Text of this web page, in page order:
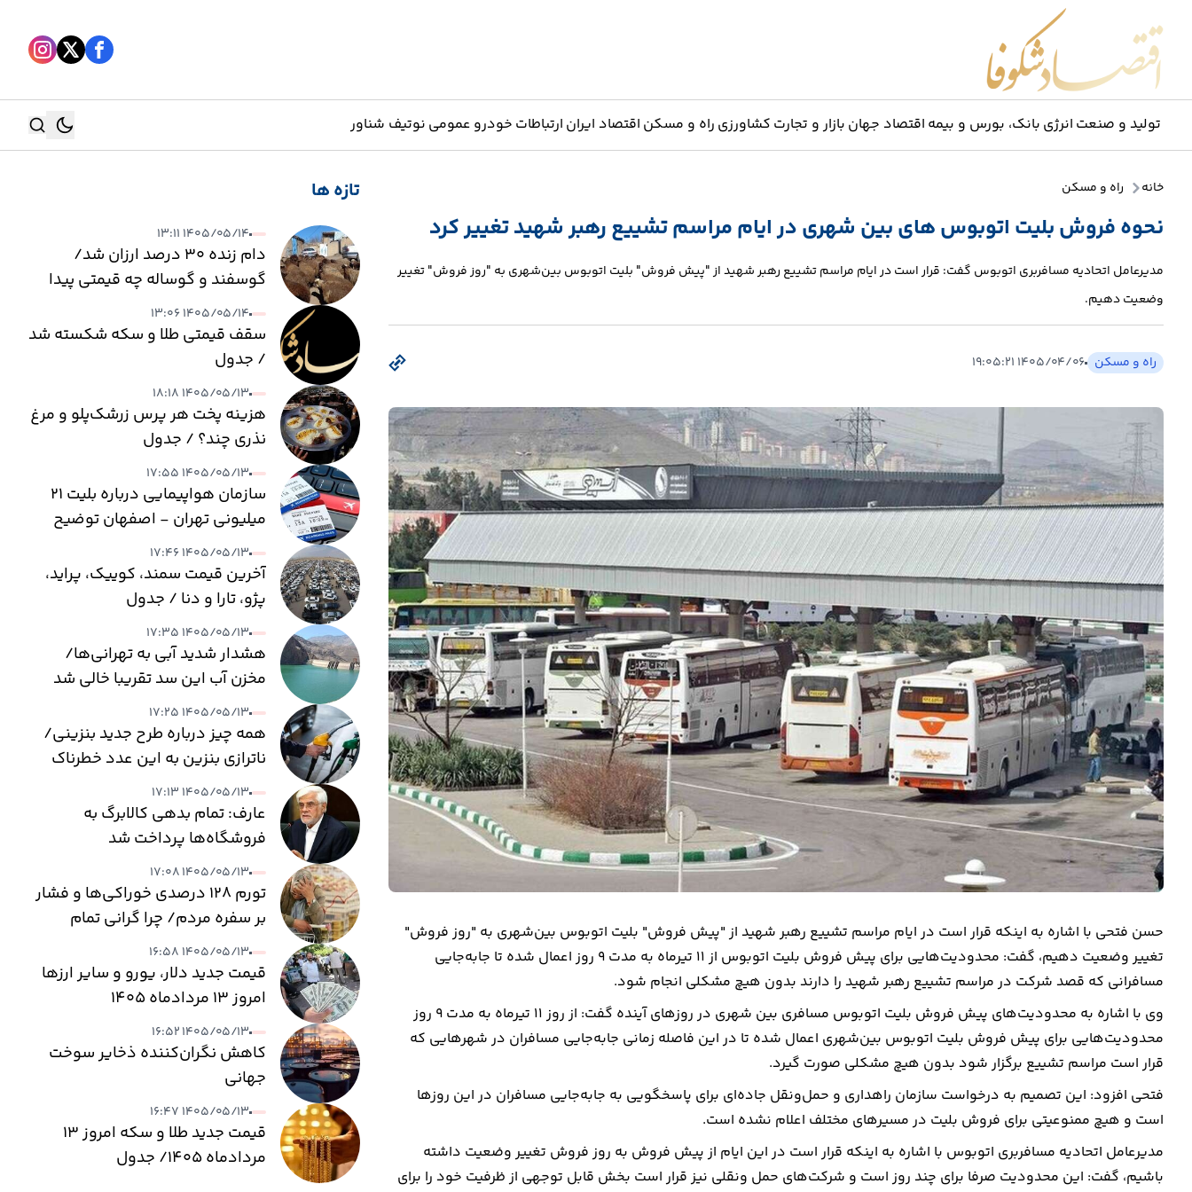
تولید و صنعت انرژی بانک، بورس و بیمه اقتصاد جهان بازار و تجارت کشاورزی راه و مسکن اقتصاد ایران ارتباطات خودرو عمومی نوتیف شناور
جستجو
خانه راه و مسکن
نحوه فروش بلیت اتوبوس های بین شهری در ایام مراسم تشییع رهبر شهید تغییر کرد
مدیرعامل اتحادیه مسافربری اتوبوس گفت: قرار است در ایام مراسم تشییع رهبر شهید از "پیش فروش" بلیت اتوبوس بین‌شهری به "روز فروش" تغییر
وضعیت دهیم.
راه و مسکن ۱۴۰۵/۰۴/۰۶ ۱۹:۰۵:۲۱
حسن فتحی با اشاره به اینکه قرار است در ایام مراسم تشییع رهبر شهید از "پیش فروش" بلیت اتوبوس بین‌شهری به "روز فروش"
تغییر وضعیت دهیم، گفت: محدودیت‌هایی برای پیش فروش بلیت اتوبوس از ۱۱ تیرماه به مدت ۹ روز اعمال شده تا جابه‌جایی
مسافرانی که قصد شرکت در مراسم تشییع رهبر شهید را دارند بدون هیچ مشکلی انجام شود.
وی با اشاره به محدودیت‌های پیش فروش بلیت اتوبوس مسافری بین شهری در روزهای آینده گفت: از روز ۱۱ تیرماه به مدت ۹ روز
محدودیت‌هایی برای پیش فروش بلیت اتوبوس بین‌شهری اعمال شده تا در این فاصله زمانی جابه‌جایی مسافران در شهرهایی که
قرار است مراسم تشییع برگزار شود بدون هیچ مشکلی صورت گیرد.
فتحی افزود: این تصمیم به درخواست سازمان راهداری و حمل‌ونقل جاده‌ای برای پاسخگویی به جابه‌جایی مسافران در این روزها
است و هیچ ممنوعیتی برای فروش بلیت در مسیرهای مختلف اعلام نشده است.
مدیرعامل اتحادیه مسافربری اتوبوس با اشاره به اینکه قرار است در این ایام از پیش فروش به روز فروش تغییر وضعیت داشته
باشیم، گفت: این محدودیت صرفا برای چند روز است و شرکت‌های حمل ونقلی نیز قرار است بخش قابل توجهی از ظرفیت خود را برای
تازه ها
۱۴۰۵/۰۵/۱۴ ۱۳:۱۱
دام زنده ۳۰ درصد ارزان شد/
گوسفند و گوساله چه قیمتی پیدا
کرد؟
۱۴۰۵/۰۵/۱۴ ۱۳:۰۶
سقف قیمتی طلا و سکه شکسته شد
/ جدول
۱۴۰۵/۰۵/۱۳ ۱۸:۱۸
هزینه پخت هر پرس زرشک‌پلو و مرغ
نذری چند؟ / جدول
۱۴۰۵/۰۵/۱۳ ۱۷:۵۵
سازمان هواپیمایی درباره بلیت ۲۱
میلیونی تهران - اصفهان توضیح
داد۱۴۰۵/۰۵/۱۳ ۱۷:۴۶
آخرین قیمت سمند، کوییک، پراید،
پژو، تارا و دنا / جدول
۱۴۰۵/۰۵/۱۳ ۱۷:۳۵
هشدار شدید آبی به تهرانی‌ها/
مخزن آب این سد تقریبا خالی شد
۱۴۰۵/۰۵/۱۳ ۱۷:۲۵
همه چیز درباره طرح جدید بنزینی/
ناترازی بنزین به این عدد خطرناک
می‌رسد
۱۴۰۵/۰۵/۱۳ ۱۷:۱۳
عارف: تمام بدهی کالابرگ به
فروشگاه‌ها پرداخت شد
۱۴۰۵/۰۵/۱۳ ۱۷:۰۸
تورم ۱۲۸ درصدی خوراکی‌ها و فشار
بر سفره مردم/ چرا گرانی تمام
نمی‌شود؟
۱۴۰۵/۰۵/۱۳ ۱۶:۵۸
قیمت جدید دلار، یورو و سایر ارزها
امروز ۱۳ مردادماه ۱۴۰۵
۱۴۰۵/۰۵/۱۳ ۱۶:۵۲
کاهش نگران‌کننده ذخایر سوخت
جهانی
۱۴۰۵/۰۵/۱۳ ۱۶:۴۷
قیمت جدید طلا و سکه امروز ۱۳
مردادماه ۱۴۰۵/ جدول